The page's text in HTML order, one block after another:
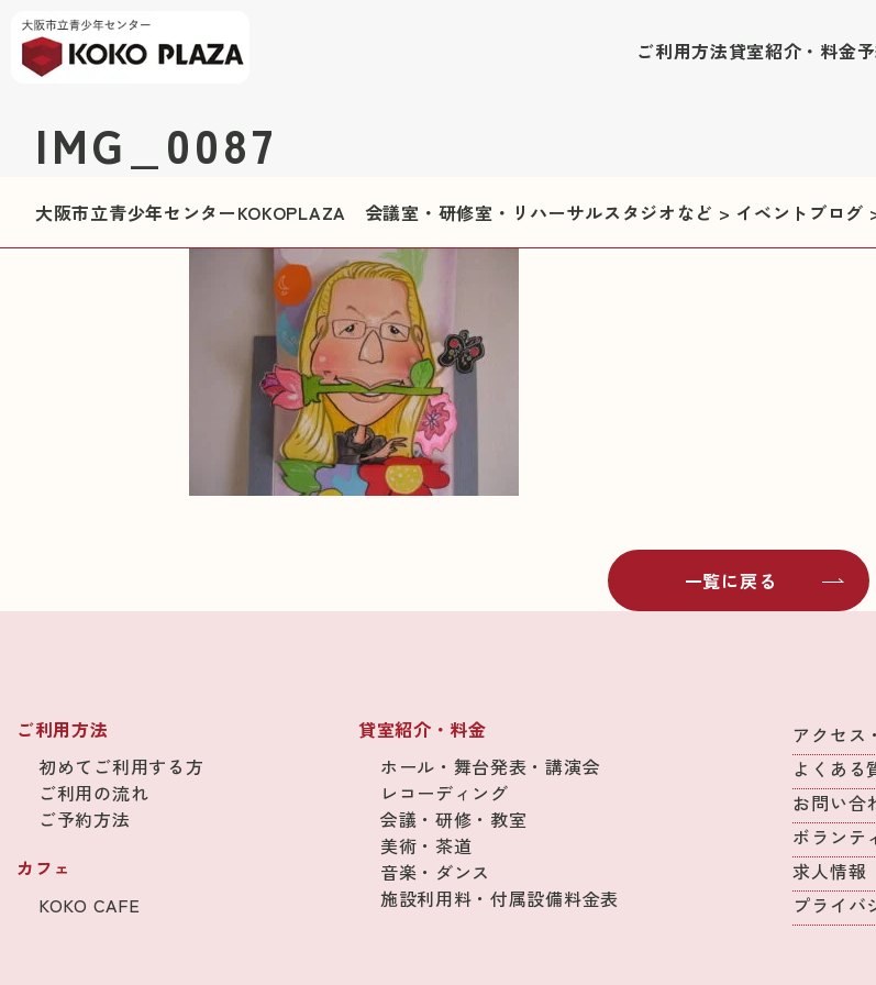
ご利用方法貸室紹介・料金
IMG_0087
大阪市立青少年センターKOKOPLAZA 会議室・研修室・リハーサルスタジオなど > イベントブログ
一覧に戻る
ご利用方法
初めてご利用する方
ご利用の流れ
ご予約方法
カフェ
KOKO CAFE
貸室紹介・料金
ホール・舞台発表・講演会
レコーディング
会議・研修・教室
美術・茶道
音楽・ダンス
施設利用料・付属設備料金表
アクセス
よくある
お問い合
ボランテ
求人情報
プライバ